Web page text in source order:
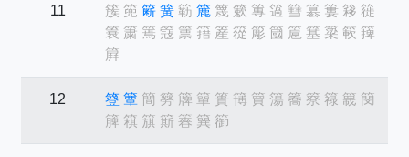
11 簇 篼 簖 簧 簕 簏 篾 簌 篿 簻 篲 簒 簍 簃 簁
簔 簘 篶 簆 篻 簎 簅 篵 簓 簂 簄 簊 簗 簐 篺
簈
12 簦 簟 簡 簩 簰 簞 簣 簙 簤 簜 簥 簝 簶 簚 簢
簲 簯 簱 簛 簭 簨 篽